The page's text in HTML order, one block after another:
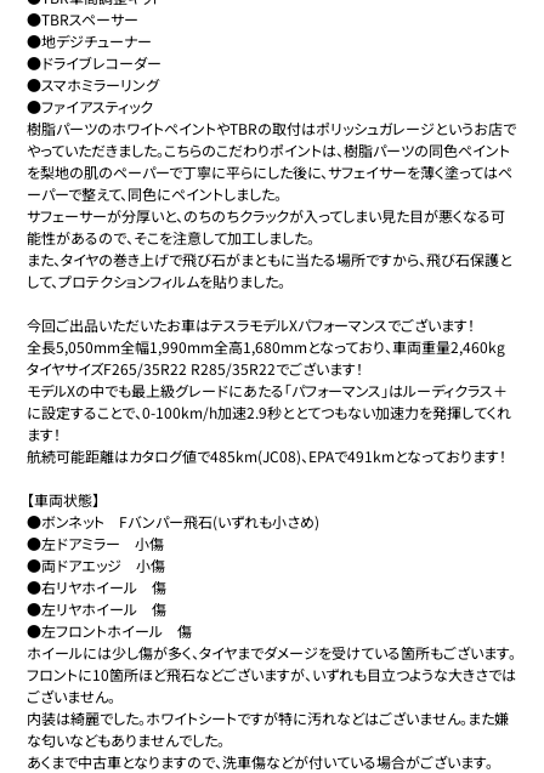
●TBRスペーサー
●地デジチューナー
●ドライブレコーダー
●スマホミラーリング
●ファイアスティック
樹脂パーツのホワイトペイントやTBRの取付はポリッシュガレージというお店で
やっていただきました。こちらのこだわりポイントは、樹脂パーツの同色ペイント
を梨地の肌のペーパーで丁寧に平らにした後に、サフェイサーを薄く塗ってはペ
ーパーで整えて、同色にペイントしました。
サフェーサーが分厚いと、のちのちクラックが入ってしまい見た目が悪くなる可
能性があるので、そこを注意して加工しました。
また、タイヤの巻き上げで飛び石がまともに当たる場所ですから、飛び石保護と
して、プロテクションフィルムを貼りました。
今回ご出品いただいたお車はテスラモデルXパフォーマンスでございます！
全長5,050mm全幅1,990mm全高1,680mmとなっており、車両重量2,460kg
タイヤサイズF265/35R22 R285/35R22でございます！
モデルXの中でも最上級グレードにあたる「パフォーマンス」はルーディクラス＋
に設定することで、0-100km/h加速2.9秒ととてつもない加速力を発揮してくれ
ます！
航続可能距離はカタログ値で485km(JC08)、EPAで491kmとなっております！
【車両状態】
●ボンネット　Fバンパー飛石(いずれも小さめ)
●左ドアミラー　小傷
●両ドアエッジ　小傷
●右リヤホイール　傷
●左リヤホイール　傷
●左フロントホイール　傷
ホイールには少し傷が多く、タイヤまでダメージを受けている箇所もございます。
フロントに10箇所ほど飛石などございますが、いずれも目立つような大きさでは
ございません。
内装は綺麗でした。ホワイトシートですが特に汚れなどはございません。また嫌
な匂いなどもありませんでした。
あくまで中古車となりますので、洗車傷などが付いている場合がございます。